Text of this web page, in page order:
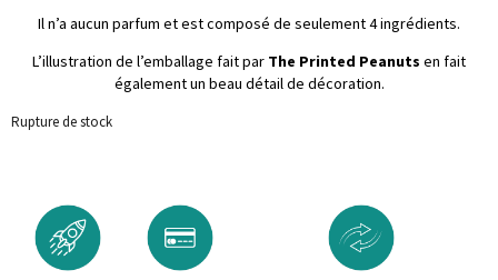
Il n’a aucun parfum et est composé de seulement 4 ingrédients.
L’illustration de l’emballage fait par The Printed Peanuts en fait
également un beau détail de décoration.
Rupture de stock